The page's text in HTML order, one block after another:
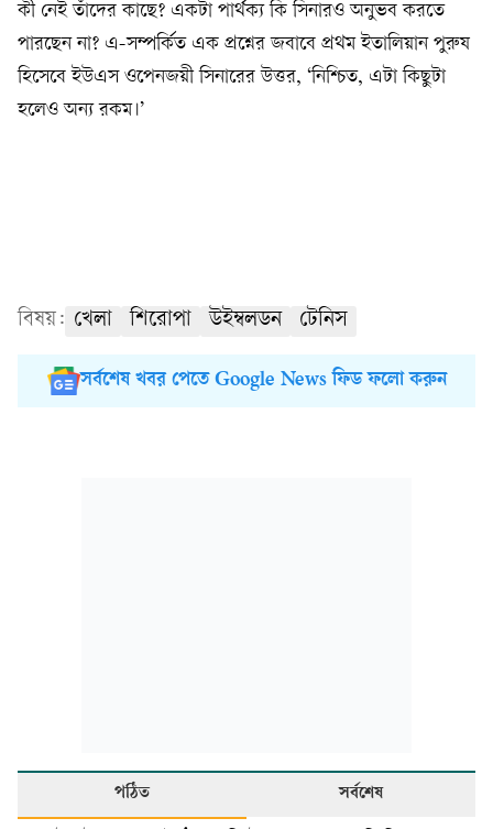
কী নেই তাঁদের কাছে? একটা পার্থক্য কি সিনারও অনুভব করতে
পারছেন না? এ-সম্পর্কিত এক প্রশ্নের জবাবে প্রথম ইতালিয়ান পুরুষ
হিসেবে ইউএস ওপেনজয়ী সিনারের উত্তর, ‘নিশ্চিত, এটা কিছুটা
হলেও অন্য রকম।’
বিষয়: খেলা শিরোপা উইম্বলডন টেনিস
সর্বশেষ খবর পেতে Google News ফিড ফলো করুন
পঠিত সর্বশেষ